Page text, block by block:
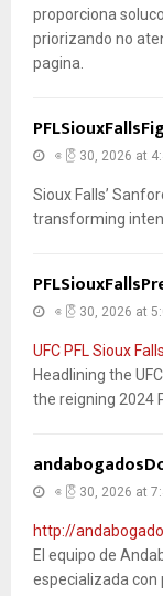
proporciona
priorizando no
pagina.
ဧပြီ 30, 2026 at
Sioux Falls’
transforming
ဧပြီ 30, 2026 at
UFC PFL Sioux Falls
Headlining the
the reigning 2024
ဧပြီ 30, 2026 at
http://
El equipo de
especializada con